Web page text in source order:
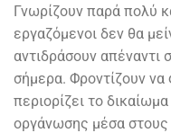
Γνωρίζουν παρά πολύ
εργαζόμενοι δεν θα
αντιδράσουν απέναντι
σήμερα. Φροντίζουν
περιορίζει το
οργάνωσης μέσα